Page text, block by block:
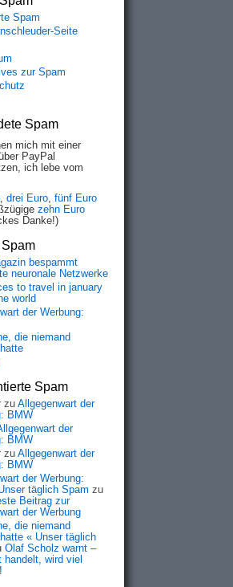
Spam
Seite
zur Spam
Spam
mich mit einer
PayPal
ich lebe vom
, drei Euro, fünf Euro
zehn Euro
Danke!)
bespammt
neuronale Netzwerke
to travel in january
world
der Werbung:
die niemand
Spam
zu Allgegenwart der
BMW
der
BMW
zu Allgegenwart der
BMW
der Werbung:
täglich Spam zu
Beitrag zur
der Werbung
die niemand
« Unser täglich
Olaf Scholz warnt –
handelt, wird viel